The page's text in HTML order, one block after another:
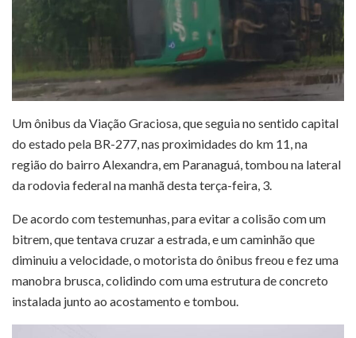
Um ônibus da Viação Graciosa, que seguia no sentido capital
do estado pela BR-277, nas proximidades do km 11, na
região do bairro Alexandra, em Paranaguá, tombou na lateral
da rodovia federal na manhã desta terça-feira, 3.
De acordo com testemunhas, para evitar a colisão com um
bitrem, que tentava cruzar a estrada, e um caminhão que
diminuiu a velocidade, o motorista do ônibus freou e fez uma
manobra brusca, colidindo com uma estrutura de concreto
instalada junto ao acostamento e tombou.